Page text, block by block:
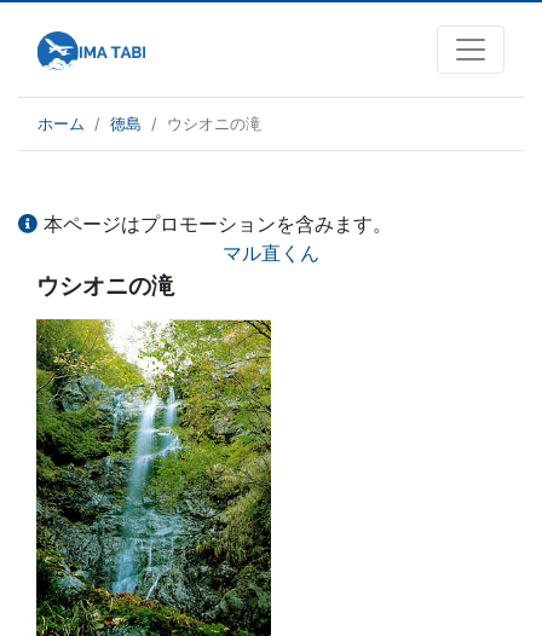
ホーム 徳島 ウシオニの滝
本ページはプロモーションを含みます。
マル直くん
ウシオニの滝